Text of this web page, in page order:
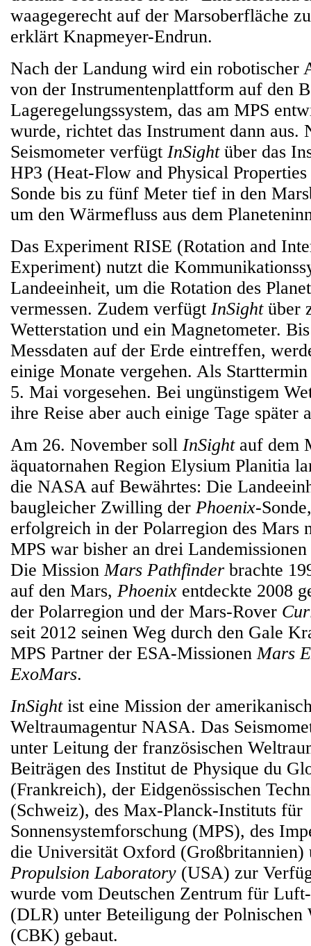
waagegerecht auf der Marsoberfläche
erklärt Knapmeyer-Endrun.
Nach der Landung wird ein robotischer
von der Instrumentenplattform auf den
Lageregelungssystem, das am MPS
wurde, richtet das Instrument dann aus.
Seismometer verfügt InSightüber das
HP3 (Heat-Flow and Physical Properties
Sonde bis zu fünf Meter tief in den
um den Wärmefluss aus dem
Das Experiment RISE (Rotation and
Experiment) nutzt die
Landeeinheit, um die Rotation des
vermessen. Zudem verfügt InSightüber
Wetterstation und ein Magnetometer.
Messdaten auf der Erde eintreffen,
einige Monate vergehen. Als
5. Mai vorgesehen. Bei ungünstigem
ihre Reise aber auch einige Tage später
Am 26. November soll InSightauf dem
äquatornahen Region Elysium Planitia
die NASA auf Bewährtes: Die
baugleicher Zwilling der Phoenix-
erfolgreich in der Polarregion des Mars
MPS war bisher an drei
Die MissionMars Pathfinder brachte
auf den Mars, Phoenix entdeckte 2008
der Polarregion und der Mars-Rover
seit 2012 seinen Weg durch den Gale
MPS Partner der ESA-MissionenMars
ExoMars.
InSightist eine Mission der
Weltraumagentur NASA. Das
unter Leitung der französischen
Beiträgen des Institut de Physique du
(Frankreich), der Eidgenössischen
(Schweiz), des Max-Planck-Instituts für
Sonnensystemforschung (MPS), des
die Universität Oxford (Großbritannien)
Propulsion Laboratory (USA) zur
wurde vom Deutschen Zentrum für
(DLR) unter Beteiligung der Polnischen
(CBK) gebaut.